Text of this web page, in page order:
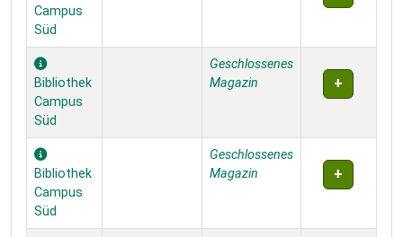
Campus
Süd
Bibliothek
Campus
Süd
Geschlossenes
Magazin
Bibliothek
Campus
Süd
Geschlossenes
Magazin